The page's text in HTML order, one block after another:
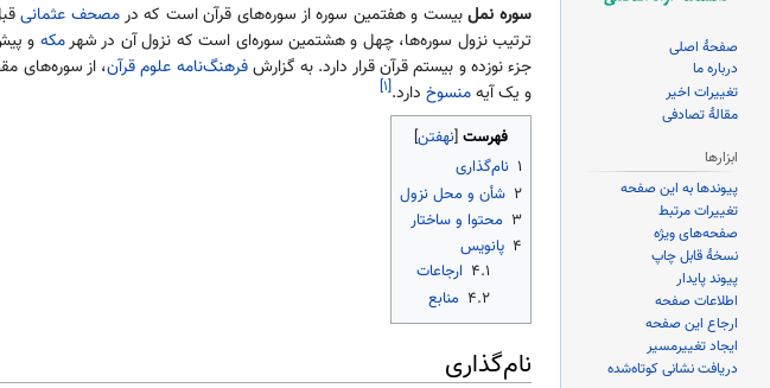
پرش
به
ناوبری
پرش
به
جستجو
سوره نملبیست و هفتمین سوره از سوره‌های قرآن است که درمصحف عثمانی
ترتیب نزول سوره‌ها، چهل و هشتمین سوره‌ای است که نزول آن در شهرمکه و
جزء نوزده و بیستم قرآن قرار دارد. به گزارشفرهنگ‌نامه علوم قرآن، از سوره‌های
و یک آیهمنسوخ دارد.[۱]
فهرست
۱ نام‌گذاری
۲ شأن و محل نزول
۳ محتوا و ساختار
۴ پانویس
۴.۱ ارجاعات
۴.۲ منابع
نام‌گذاری
صفحهٔ اصلی
درباره ما
تغییرات اخیر
مقالهٔ تصادفی
ابزارها
پیوندها به این صفحه
تغییرات مرتبط
صفحه‌های ویژه
نسخهٔ قابل چاپ
پیوند پایدار
اطلاعات صفحه
ارجاع این صفحه
ایجاد تغییرمسیر
دریافت نشانی کوتاه‌شده